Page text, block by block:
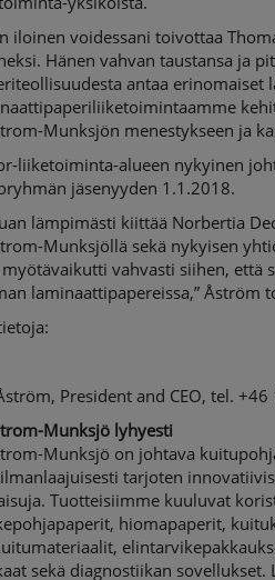
iloinen voidessani toivottaa
Hänen vahvan taustansa ja
antaa erinomaiset
Munksjön menestykseen ja
liiketoiminta-alueen nykyinen
jäsenyyden 1.1.2018.
lämpimästi kiittää Norbertia
Munksjöllä sekä nykyisen
myötävaikutti vahvasti siihen, että
laminaattipapereissa,” Åström
President and CEO, tel.
Munksjö lyhyesti
Munksjö on johtava
tarjoten
Tuotteisiimme kuuluvat
hiomapaperit,
sekä diagnostiikan